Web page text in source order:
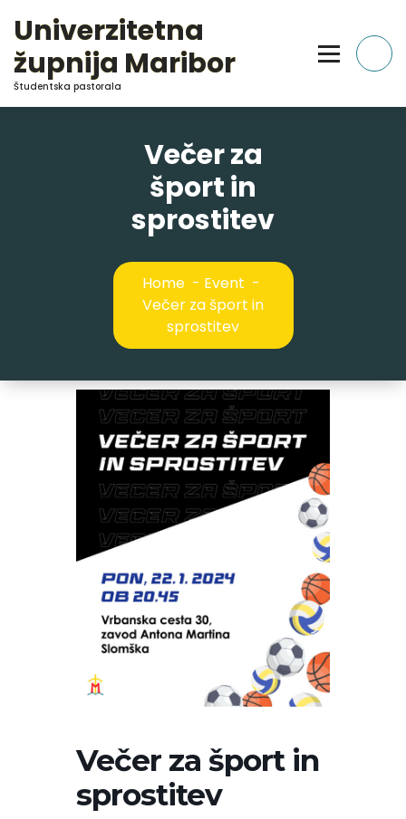
Content
Univerzitetna
župnija Maribor
Študentska pastorala
Večer za
šport in
sprostitev
Home - Event -
Večer za šport in
sprostitev
Večer za šport in
sprostitev